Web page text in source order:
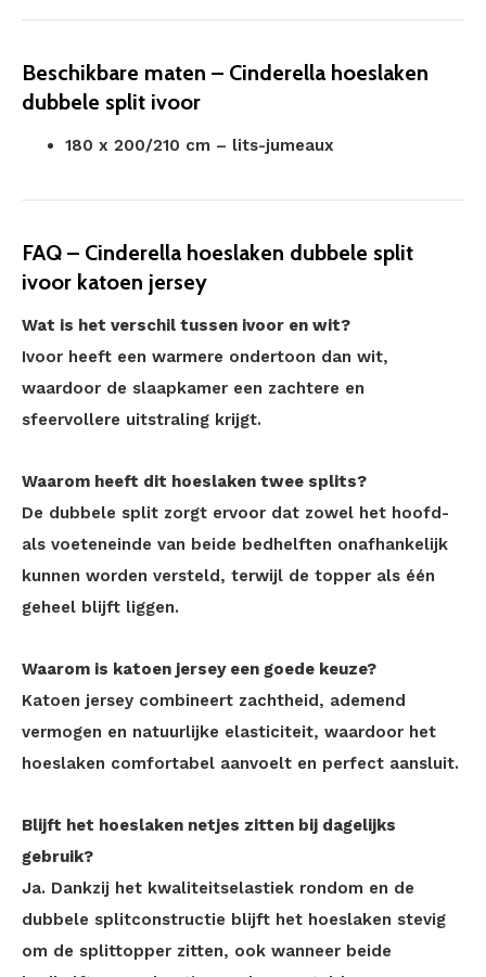
Beschikbare maten – Cinderella hoeslaken
dubbele split ivoor
180 x 200/210 cm – lits-jumeaux
FAQ – Cinderella hoeslaken dubbele split
ivoor katoen jersey
Wat is het verschil tussen ivoor en wit?
Ivoor heeft een warmere ondertoon dan wit,
waardoor de slaapkamer een zachtere en
sfeervollere uitstraling krijgt.
Waarom heeft dit hoeslaken twee splits?
De dubbele split zorgt ervoor dat zowel het hoofd-
als voeteneinde van beide bedhelften onafhankelijk
kunnen worden versteld, terwijl de topper als één
geheel blijft liggen.
Waarom is katoen jersey een goede keuze?
Katoen jersey combineert zachtheid, ademend
vermogen en natuurlijke elasticiteit, waardoor het
hoeslaken comfortabel aanvoelt en perfect aansluit.
Blijft het hoeslaken netjes zitten bij dagelijks
gebruik?
Ja. Dankzij het kwaliteitselastiek rondom en de
dubbele splitconstructie blijft het hoeslaken stevig
om de splittopper zitten, ook wanneer beide